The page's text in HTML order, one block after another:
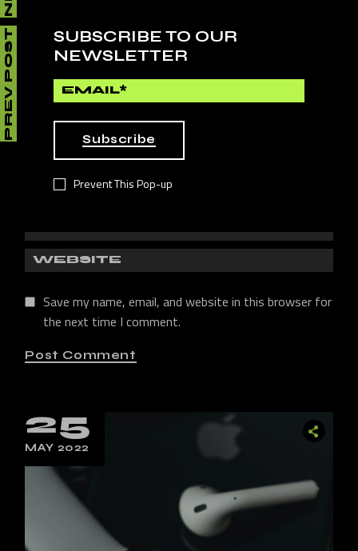
SUBSCRIBE TO OUR
NEWSLETTER
Subscribe
Prevent This Pop-up
PREV POST Your email address will not be published.
are marked*
Save my name, email, and website in this browser for
the next time I comment.
Post Comment
25
MAY 2022